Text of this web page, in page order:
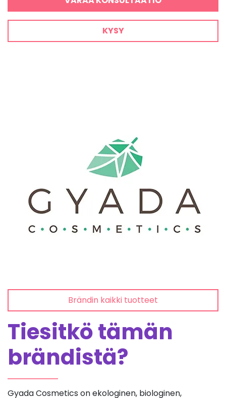
KYSY
Brändin kaikki tuotteet
Tiesitkö tämän
brändistä?
Gyada Cosmetics on ekologinen, biologinen,